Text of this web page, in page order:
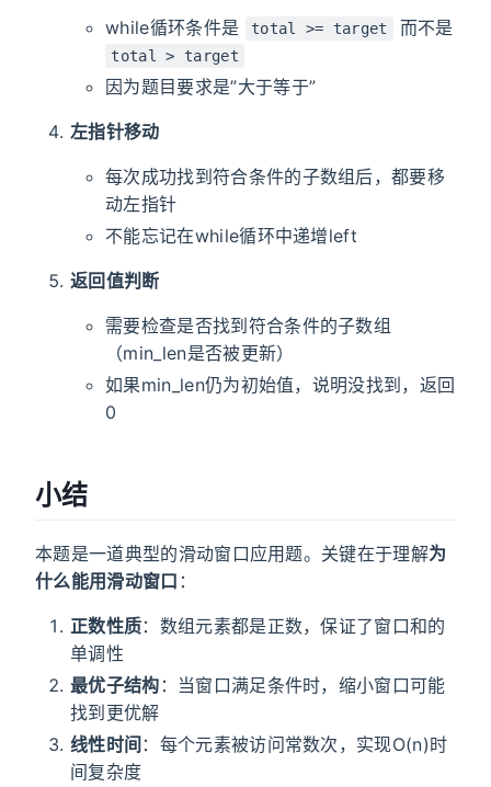
while循环条件是 total >= target 而不是
total > target
因为题目要求是”大于等于”
左指针移动
每次成功找到符合条件的子数组后，都要移
动左指针
不能忘记在while循环中递增left
返回值判断
需要检查是否找到符合条件的子数组
（min_len是否被更新）
如果min_len仍为初始值，说明没找到，返回
0
小结
本题是一道典型的滑动窗口应用题。关键在于理解为
什么能用滑动窗口 ：
正数性质：数组元素都是正数，保证了窗口和的
单调性
最优子结构 ：当窗口满足条件时，缩小窗口可能
找到更优解
线性时间 ：每个元素被访问常数次，实现O(n)时
间复杂度